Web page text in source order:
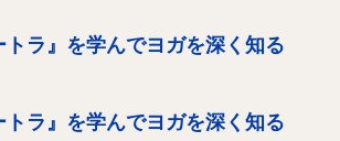
トラ』を学んでヨガを深く知る
トラ』を学んでヨガを深く知る